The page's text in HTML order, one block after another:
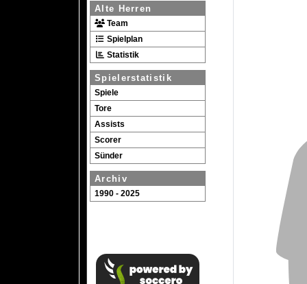
Alte Herren
Team
Spielplan
Statistik
Spielerstatistik
Spiele
Tore
Assists
Scorer
Sünder
Archiv
1990 - 2025